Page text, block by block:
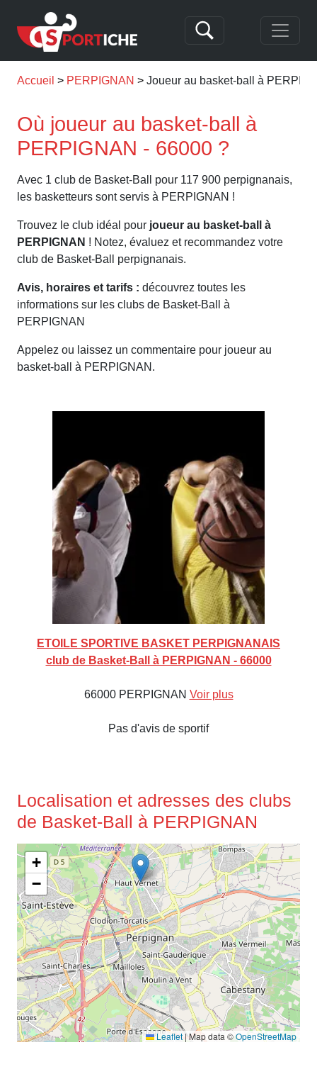
Accueil PERPIGNAN Joueur au basket-ball à
Où joueur au basket-ball à
PERPIGNAN - 66000 ?
Avec 1 club de Basket-Ball pour 117 900 perpignanais,
les basketteurs sont servis à PERPIGNAN !
Trouvez le club idéal pour joueur au basket-ball à
PERPIGNAN ! Notez, évaluez et recommandez votre
club de Basket-Ball perpignanais.
Avis, horaires et tarifs : découvrez toutes les
informations sur les clubs de Basket-Ball à
PERPIGNAN
Appelez ou laissez un commentaire pour joueur au
basket-ball à PERPIGNAN.
ETOILE SPORTIVE BASKET PERPIGNANAIS
club de Basket-Ball à PERPIGNAN - 66000
66000 PERPIGNAN Voir plus
Pas d'avis de sportif
Localisation et adresses des clubs
de Basket-Ball à PERPIGNAN
+
−
Leaflet |Map data ©OpenStreetMap